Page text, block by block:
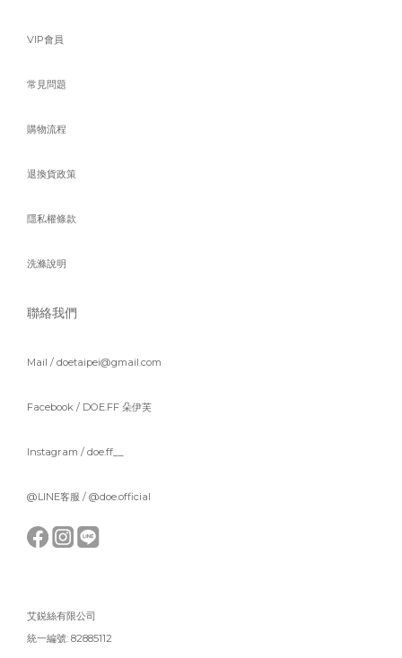
VIP會員
常見問題
購物流程
退換貨政策
隱私權條款
洗滌說明
聯絡我們
Mail / doetaipei@gmail.com
Facebook / DOE.FF 朵伊芙
Instagram / doe.ff__
@LINE客服 / @doe.official
艾鋭絲有限公司
統一編號: 82885112